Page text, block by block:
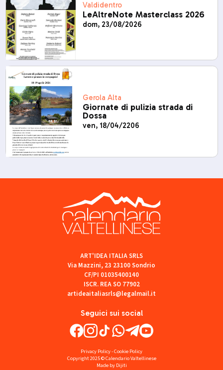
Valdidentro
LeAltreNote Masterclass 2026
dom, 23/08/2026
Gerola Alta
Giornate di pulizia strada di
Dossa
ven, 18/04/2206
Seguici sui social
ART'IDEA ITALIA SRLS
Via Mazzini, 23 23100 Sondrio
CF/PI 01035400140
ISCR. REA SO 77902
artideaitaliasrls@legalmail.it
Privacy Policy-Cookie Policy
Copyright 2025 © Calendario Valtellinese
Made by Dijiti